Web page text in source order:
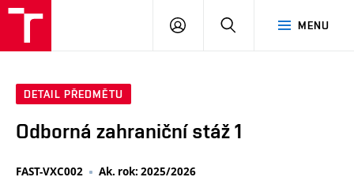
MENU
PŘIHLÁSIT
DETAIL PŘEDMĚTU
Odborná zahraniční stáž 1
FAST-VXC002 Ak. rok: 2025/2026